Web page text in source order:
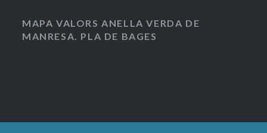
MAPA VALORS ANELLA VERDA DE
MANRESA. PLA DE BAGES